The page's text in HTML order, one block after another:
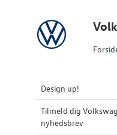
Volkswagen
Design up!
Tilmeld dig
nyhedsbrev